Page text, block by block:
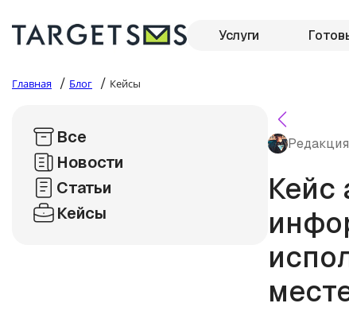
Услуги
Главная / Блог / Кейсы
Все
Новости
Статьи
Кейсы
Редакция
Кейс